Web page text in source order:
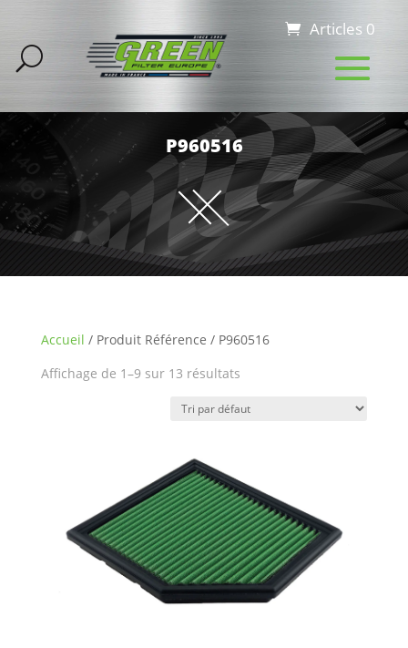
Articles 0
P960516
Accueil / Produit Référence / P960516
Affichage de 1–9 sur 13 résultats